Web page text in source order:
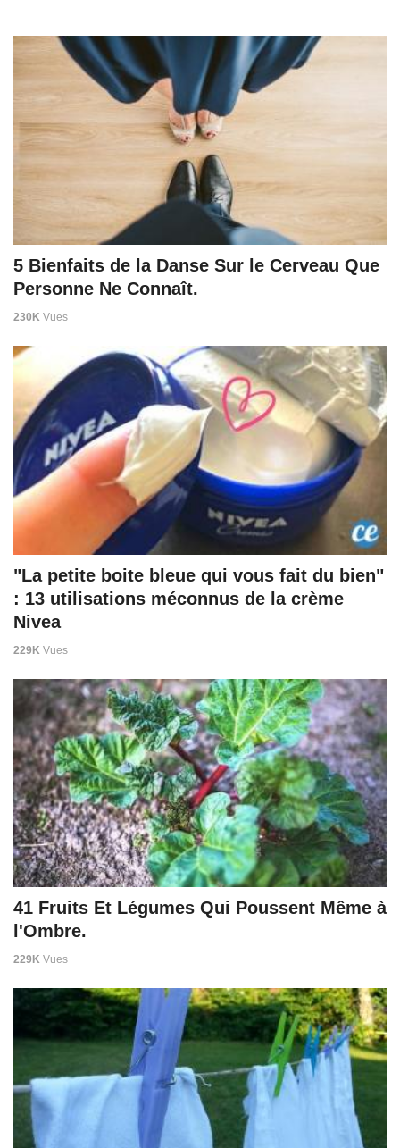
5 Bienfaits de la Danse Sur le Cerveau Que
Personne Ne Connaît.
230K Vues
"La petite boite bleue qui vous fait du bien"
: 13 utilisations méconnus de la crème
Nivea
229K Vues
41 Fruits Et Légumes Qui Poussent Même à
l'Ombre.
229K Vues